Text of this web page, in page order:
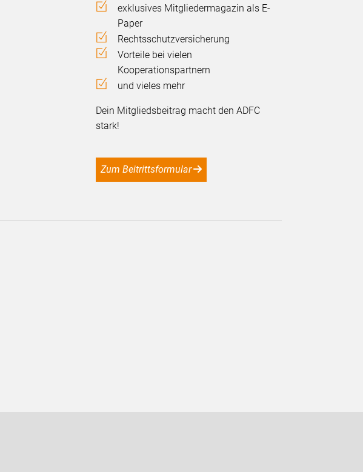
exklusives Mitgliedermagazin als E-
Paper
Rechtsschutzversicherung
Vorteile bei vielen
Kooperationspartnern
und vieles mehr
Dein Mitgliedsbeitrag macht den ADFC
stark!
Zum Beitrittsformular